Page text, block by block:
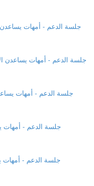
جلسة الدعم - أمهات يساعدن
جلسة الدعم - أمهات
جلسة الدعم - أمهات